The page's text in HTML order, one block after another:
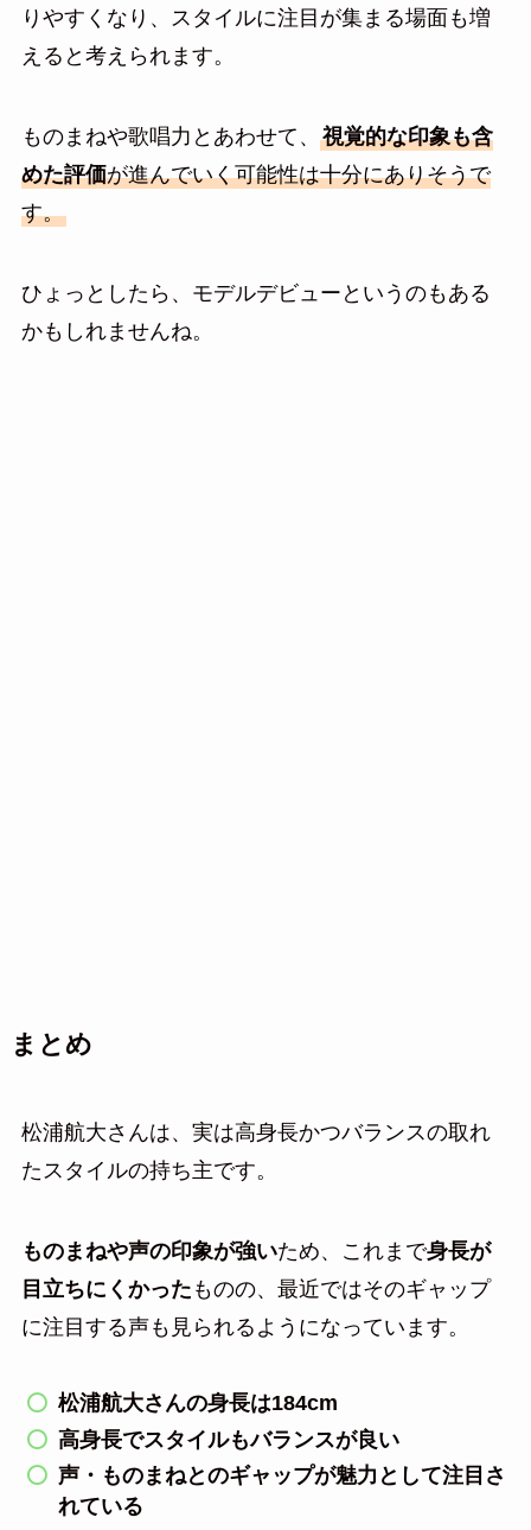
りやすくなり、スタイルに注目が集まる場面も増
えると考えられます。
ものまねや歌唱力とあわせて、 視覚的な印象も含
めた評価が進んでいく可能性は十分にありそうで
す。
ひょっとしたら、モデルデビューというのもある
かもしれませんね。
まとめ
松浦航大さんは、実は高身長かつバランスの取れ
たスタイルの持ち主です。
ものまねや声の印象が強いため、これまで身長が
目立ちにくかった ものの、最近ではそのギャップ
に注目する声も見られるようになっています。
松浦航大さんの身長は184cm
高身長でスタイルもバランスが良い
声・ものまねとのギャップが魅力として注目さ
れている